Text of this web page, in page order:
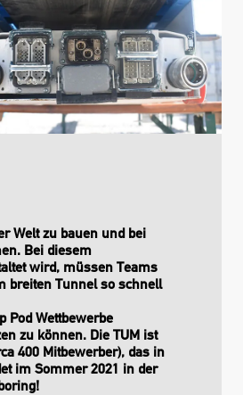
Welt zu bauen und bei
Bei diesem
wird, müssen Teams
breiten Tunnel so schnell
Pod Wettbewerbe
zu können. Die TUM ist
400 Mitbewerber), das in
im Sommer 2021 in der